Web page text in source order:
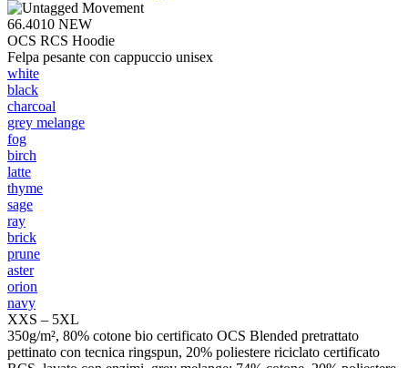
66.4010 NEW
OCS RCS Hoodie
Felpa pesante con cappuccio unisex
white
black
charcoal
grey melange
fog
birch
latte
thyme
sage
ray
brick
prune
aster
orion
navy
XXS – 5XL
350g/m², 80% cotone bio certificato OCS Blended pretrattato
pettinato con tecnica ringspun, 20% poliestere riciclato certificato